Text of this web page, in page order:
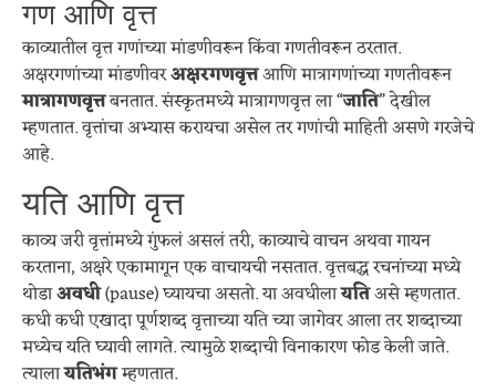
गण आणि वृत्त
काव्यातील वृत्त गणांच्या मांडणीवरून किंवा गणतीवरून ठरतात.
अक्षरगणांच्या मांडणीवरअक्षरगणवृत्तआणि मात्रागणांच्या गणतीवरून
मात्रागणवृत्तबनतात. संस्कृतमध्ये मात्रागणवृत्त ला “जाति” देखील
म्हणतात. वृत्तांचा अभ्यास करायचा असेल तर गणांची माहिती असणे गरजेचे
आहे.
यति आणि वृत्त
काव्य जरी वृत्तांमध्ये गुंफलं असलं तरी, काव्याचे वाचन अथवा गायन
करताना, अक्षरे एकामागून एक वाचायची नसतात. वृत्तबद्ध रचनांच्या मध्ये
थोडाअवधी(pause) घ्यायचा असतो. या अवधीलायतिअसे म्हणतात.
कधी कधी एखादा पूर्णशब्द वृत्ताच्या यति च्या जागेवर आला तर शब्दाच्या
मध्येच यति घ्यावी लागते. त्यामुळे शब्दाची विनाकारण फोड केली जाते.
त्यालायतिभंगम्हणतात.